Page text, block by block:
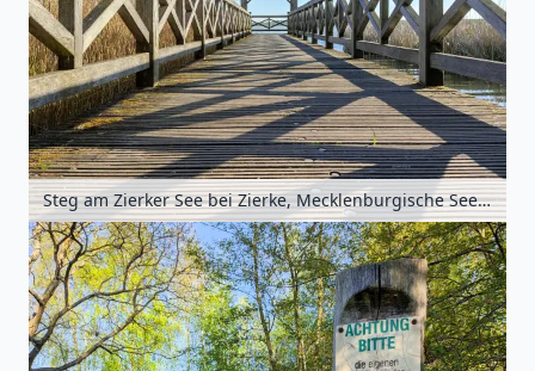
Steg am Zierker See bei Zierke, Mecklenburgische Seenplatte, Mecklenburg-Vorpommern, Deutschland